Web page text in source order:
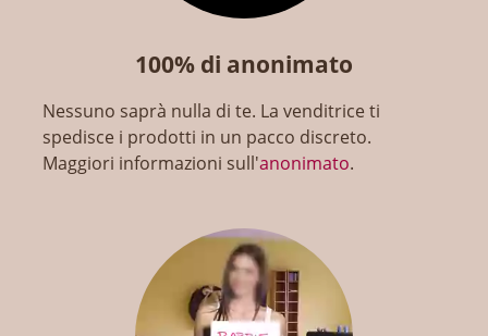
100% di anonimato
Nessuno saprà nulla di te. La venditrice ti
spedisce i prodotti in un pacco discreto.
Maggiori informazioni sull'anonimato.